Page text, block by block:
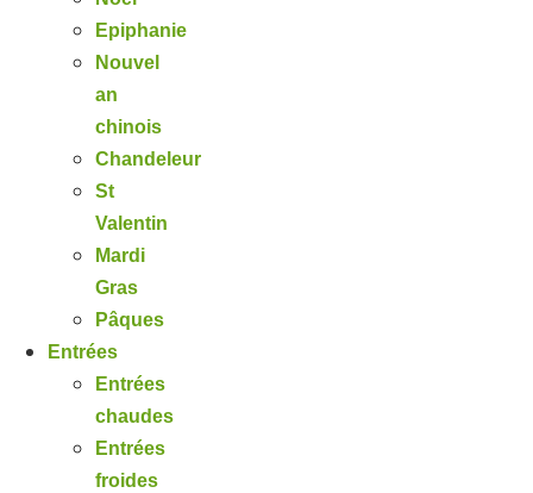
Epiphanie
Nouvel
an
chinois
Chandeleur
St
Valentin
Mardi
Gras
Pâques
Entrées
Entrées
chaudes
Entrées
froides